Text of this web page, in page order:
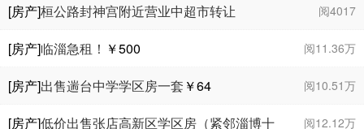
阅4017
[房产]桓公路封神宫附近营业中超市转让
阅11.36万
[房产]临淄急租！ ￥500
阅10.51万
[房产]出售遄台中学学区房一套 ￥64
阅12.12万
[房产]低价出售张店高新区学区房（紧邻淄博十